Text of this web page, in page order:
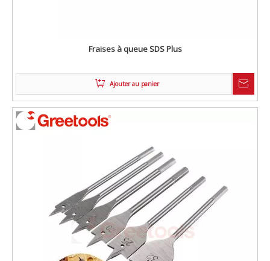
Fraises à queue SDS Plus
Ajouter au panier